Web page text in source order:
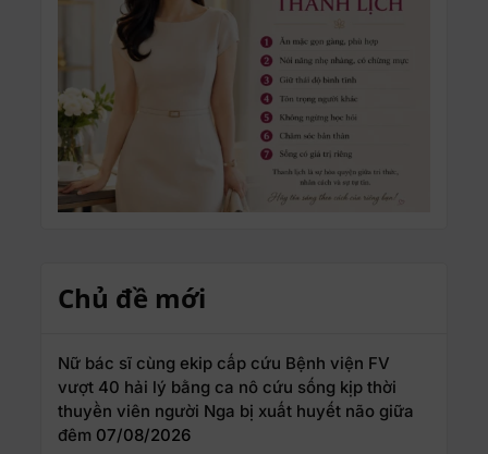
Chủ đề mới
Nữ bác sĩ cùng ekip cấp cứu Bệnh viện FV
vượt 40 hải lý bằng ca nô cứu sống kịp thời
thuyền viên người Nga bị xuất huyết não giữa
đêm 07/08/2026